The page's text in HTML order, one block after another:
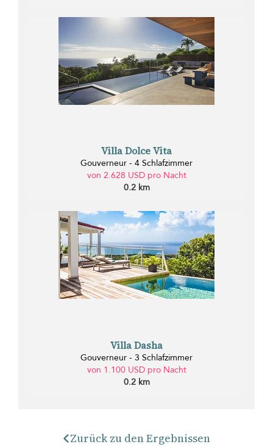
Villa Dolce Vita
Gouverneur - 4 Schlafzimmer
von 2.628 USD pro Nacht
0.2 km
Villa Dasha
Gouverneur - 3 Schlafzimmer
von 1.100 USD pro Nacht
0.2 km
Zurück zu den Ergebnissen